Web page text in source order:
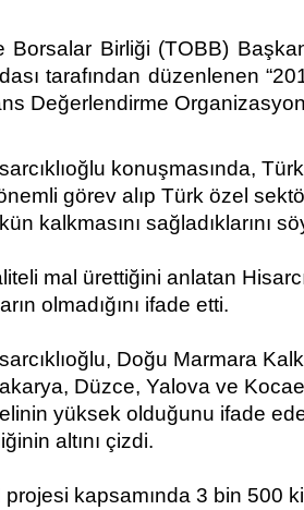
Borsalar Birliği (TOBB)
tarafından düzenlenen
Değerlendirme
konuşmasında,
görev alıp Türk özel
kalkmasını sağladıklarını
mal ürettiğini anlatan
olmadığını ifade etti.
Doğu Marmara
Düzce, Yalova ve
yüksek olduğunu ifade
altını çizdi.
kapsamında 3 bin 500